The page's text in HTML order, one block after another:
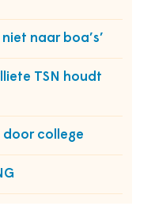
naar boa’s’
TSN houdt
door college